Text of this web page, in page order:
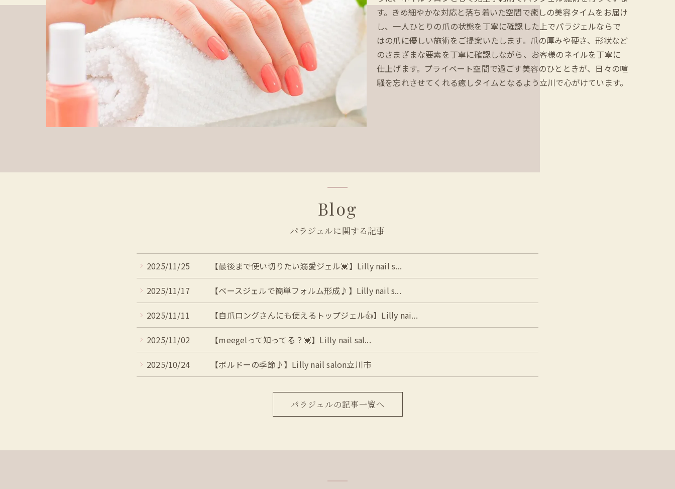
す。きめ細やかな対応と落ち着いた空間で癒しの美容タイムをお届け
し、一人ひとりの爪の状態を丁寧に確認した上でパラジェルならで
はの爪に優しい施術をご提案いたします。爪の厚みや硬さ、形状など
のさまざまな要素を丁寧に確認しながら、お客様のネイルを丁寧に
仕上げます。プライベート空間で過ごす美容のひとときが、日々の喧
騒を忘れさせてくれる癒しタイムとなるよう立川で心がけています。
Blog
パラジェルに関する記事
2025/11/25 【最後まで使い切りたい溺愛ジェル💓】Lilly nail s...
2025/11/17 【ベースジェルで簡単フォルム形成♪】Lilly nail s...
2025/11/11 【自爪ロングさんにも使えるトップジェル👍】Lilly nai...
2025/11/02 【meegelって知ってる？💓】Lilly nail sal...
2025/10/24 【ボルドーの季節♪】Lilly nail salon立川市
パラジェルの記事一覧へ